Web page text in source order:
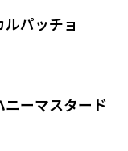
パッチョ
ニーマスタード